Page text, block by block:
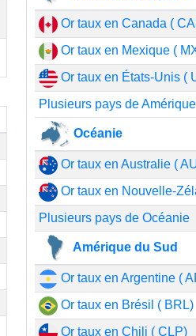
Or taux en Canada (
Or taux en Mexique (
Or taux en États-Unis (
Plusieurs pays de
Océanie
Or taux en Australie (
Or taux en Nouvelle-
Plusieurs pays de Océanie
Amérique du Sud
Or taux en Argentine (
Or taux en Brésil ( BRL)
Or taux en Chili ( CLP)